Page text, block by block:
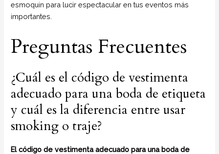
esmoquin para lucir espectacular en tus eventos más
importantes.
Preguntas Frecuentes
¿Cuál es el código de vestimenta
adecuado para una boda de etiqueta
y cuál es la diferencia entre usar
smoking o traje?
El código de vestimenta adecuado para una boda de